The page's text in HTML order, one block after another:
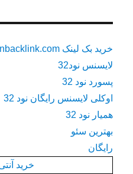
خرید بک لینک behtarinbacklink.com
لایسنس نود32
پسورد نود 32
اوکلی لایسنس رایگان نود 32
همیار نود 32
بهترین سئو
رایگان
خرید